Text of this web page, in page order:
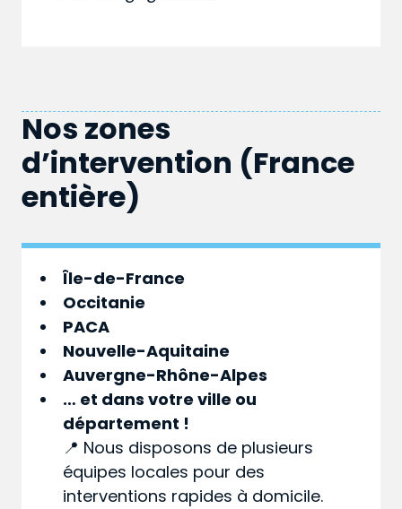
Nos zones
d’intervention (France
entière)
Île-de-France
Occitanie
PACA
Nouvelle-Aquitaine
Auvergne-Rhône-Alpes
… et dans votreville ou
département !
📍 Nous disposons de plusieurs
équipes locales pour des
interventions rapides à domicile.